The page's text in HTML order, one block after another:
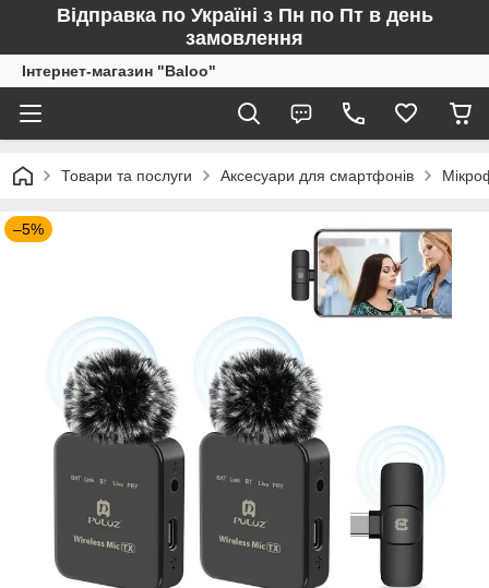
Відправка по Україні з Пн по Пт в день
замовлення
Інтернет-магазин "Baloo"
Товари та послуги Аксесуари для смартфонів
–5%